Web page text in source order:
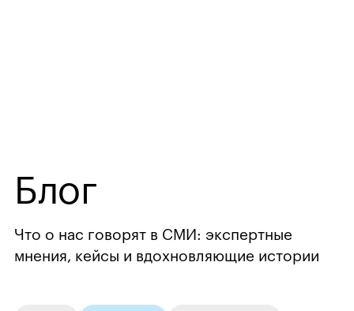
Блог
Что о нас говорят в СМИ: экспертные
мнения, кейсы и вдохновляющие истории